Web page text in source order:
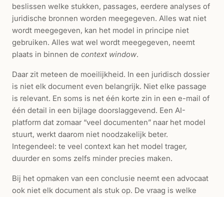
beslissen welke stukken, passages, eerdere analyses of
juridische bronnen worden meegegeven. Alles wat niet
wordt meegegeven, kan het model in principe niet
gebruiken. Alles wat wel wordt meegegeven, neemt
plaats in binnen de context window.
Daar zit meteen de moeilijkheid. In een juridisch dossier
is niet elk document even belangrijk. Niet elke passage
is relevant. En soms is net één korte zin in een e-mail of
één detail in een bijlage doorslaggevend. Een AI-
platform dat zomaar “veel documenten” naar het model
stuurt, werkt daarom niet noodzakelijk beter.
Integendeel: te veel context kan het model trager,
duurder en soms zelfs minder precies maken.
Bij het opmaken van een conclusie neemt een advocaat
ook niet elk document als stuk op. De vraag is welke